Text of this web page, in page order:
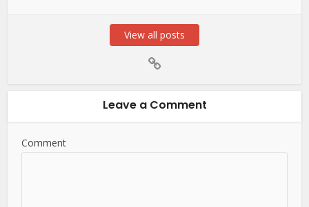
View all posts
Leave a Comment
Comment